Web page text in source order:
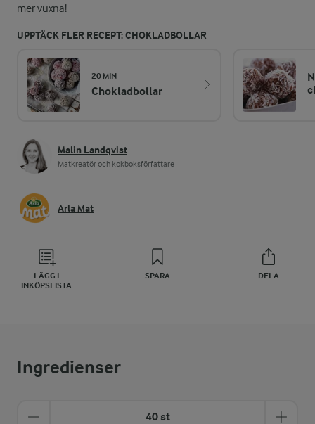
mer vuxna!
UPPTÄCK FLER RECEPT: CHOKLADBOLLAR
20 MIN
Chokladbollar
Malin Landqvist
Matkreatör och kokboksförfattare
Arla Mat
LÄGG I
INKÖPSLISTA
SPARA DELA
Ingredienser
40 st